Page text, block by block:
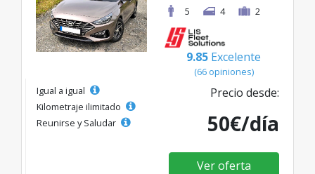
5
4 2
9.85 Excelente
(66 opiniones)
Igual a igual
Kilometraje ilimitado
Reunirse y Saludar
Precio desde:
50€/día
Ver oferta